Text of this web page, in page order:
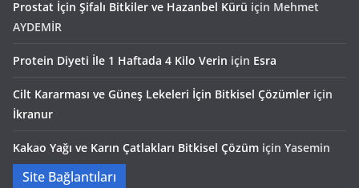
Prostat İçin Şifalı Bitkiler ve Hazanbel Kürü için Mehmet
AYDEMİR
Protein Diyeti İle 1 Haftada 4 Kilo Verin için Esra
Cilt Kararması ve Güneş Lekeleri İçin Bitkisel Çözümler için
İkranur
Kakao Yağı ve Karın Çatlakları Bitkisel Çözüm için Yasemin
Site Bağlantıları